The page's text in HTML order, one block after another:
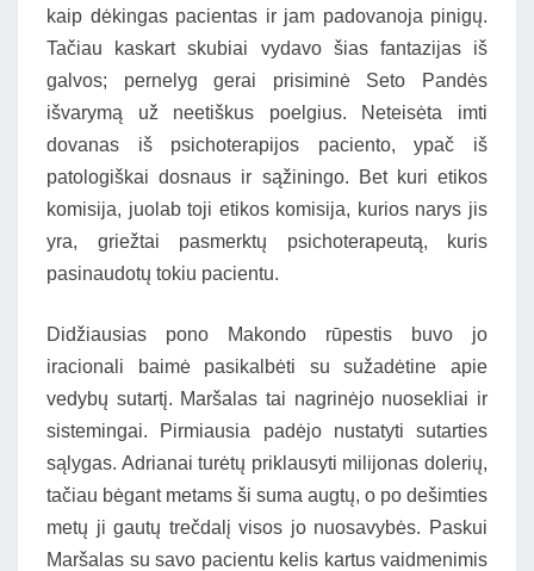
kaip dėkingas pacientas ir jam padovanoja pinigų.
Tačiau kaskart skubiai vydavo šias fantazijas iš
galvos; pernelyg gerai prisiminė Seto Pandės
išvarymą už neetiškus poelgius. Neteisėta imti
dovanas iš psichoterapijos paciento, ypač iš
patologiškai dosnaus ir sąžiningo. Bet kuri etikos
komisija, juolab toji etikos komisija, kurios narys jis
yra, griežtai pasmerktų psichoterapeutą, kuris
pasinaudotų tokiu pacientu.
Didžiausias pono Makondo rūpestis buvo jo
iracionali baimė pasikalbėti su sužadėtine apie
vedybų sutartį. Maršalas tai nagrinėjo nuosekliai ir
sistemingai. Pirmiausia padėjo nustatyti sutarties
sąlygas. Adrianai turėtų priklausyti milijonas dolerių,
tačiau bėgant metams ši suma augtų, o po dešimties
metų ji gautų trečdalį visos jo nuosavybės. Paskui
Maršalas su savo pacientu kelis kartus vaidmenimis